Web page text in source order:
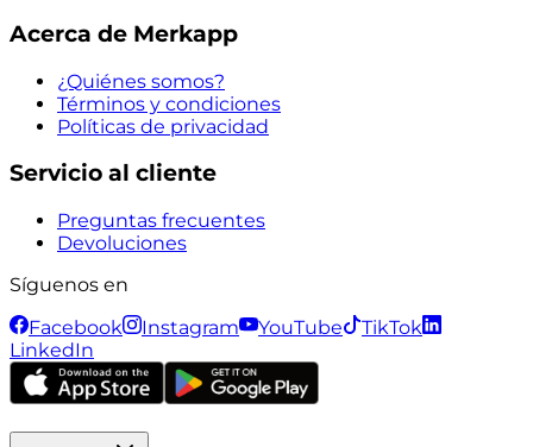
Acerca de Merkapp
¿Quiénes somos?
Términos y condiciones
Políticas de privacidad
Servicio al cliente
Preguntas frecuentes
Devoluciones
Síguenos en
Facebook
Instagram YouTube
TikTok
LinkedIn